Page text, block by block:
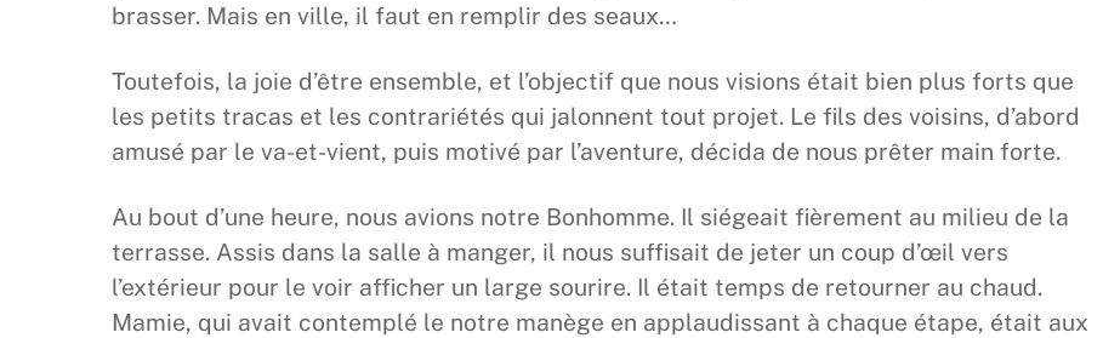
brasser. Mais en ville, il faut en remplir des seaux…
Toutefois, la joie d’être ensemble, et l’objectif que nous visions était bien plus forts que
les petits tracas et les contrariétés qui jalonnent tout projet. Le fils des voisins, d’abord
amusé par le va-et-vient, puis motivé par l’aventure, décida de nous prêter main forte.
Au bout d’une heure, nous avions notre Bonhomme. Il siégeait fièrement au milieu de la
terrasse. Assis dans la salle à manger, il nous suffisait de jeter un coup d’œil vers
l’extérieur pour le voir afficher un large sourire. Il était temps de retourner au chaud.
Mamie, qui avait contemplé le notre manège en applaudissant à chaque étape, était aux